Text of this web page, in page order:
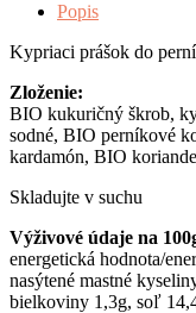
Popis
Kypriaci prášok do
Zloženie:
BIO kukuričný škrob,
sodné, BIO perníkové
kardamón, BIO
Skladujte v suchu
Výživové údaje na
energetická hodnota/
nasýtené mastné
bielkoviny 1,3g, soľ